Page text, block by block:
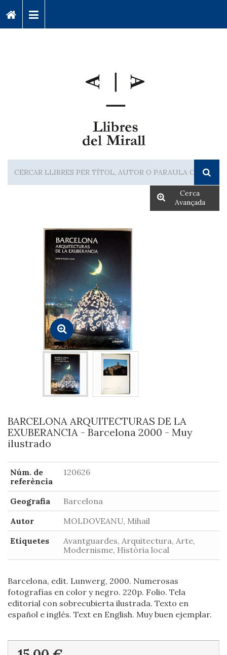
Cerca
Avançada
BARCELONA ARQUITECTURAS DE LA
EXUBERANCIA - Barcelona 2000 - Muy
ilustrado
Núm. de
referència
120626
Geografia
Barcelona
Autor
MOLDOVEANU, Mihail
Etiquetes
Avantguardes, Arquitectura, Arte,
Modernisme, Història local
Barcelona, edit. Lunwerg, 2000. Numerosas
fotografías en color y negro. 220p. Folio. Tela
editorial con sobrecubierta ilustrada. Texto en
español e inglés. Text en English. Muy buen ejemplar.